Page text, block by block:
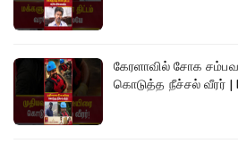
கேரளாவில் சோக
கொடுத்த நீச்சல் வீரர் |